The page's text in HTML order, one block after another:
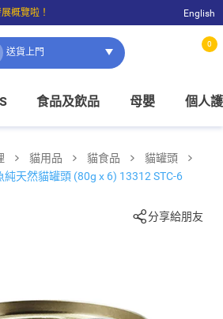
概覽啦！
$100即可免費店取。
English
送貨上門
0
食品及飲品 母嬰 個人
貓用品 貓食品
貓罐頭
天然貓罐頭 (80g x 6) 13312 STC-6
分享給朋友